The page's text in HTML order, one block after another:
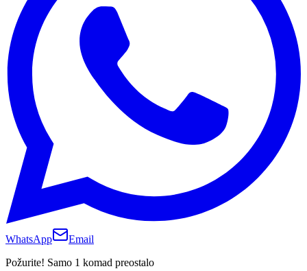
WhatsApp
Email
Požurite! Samo 1 komad preostalo